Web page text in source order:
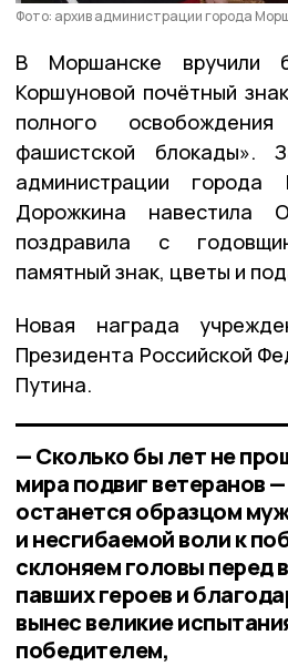
Фото: архив администрации города
В Моршанске вручили
Коршуновой почётный
полного
фашистской блокады».
администрации города
Дорожкина навестила
поздравила с
памятный знак, цветы и
Новая награда
Президента Российской
Путина.
— Сколько бы лет не
мира подвиг ветеранов
останется образцом
и несгибаемой воли к
склоняем головы перед
павших героев и
вынес великие
победителем,